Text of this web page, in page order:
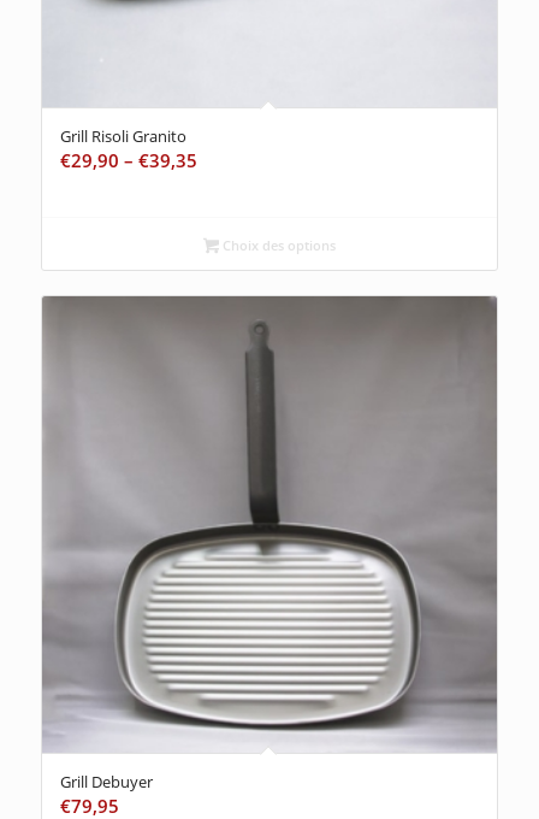
Grill Risoli Granito
€29,90 – €39,35
Choix des options
Grill Debuyer
€79,95